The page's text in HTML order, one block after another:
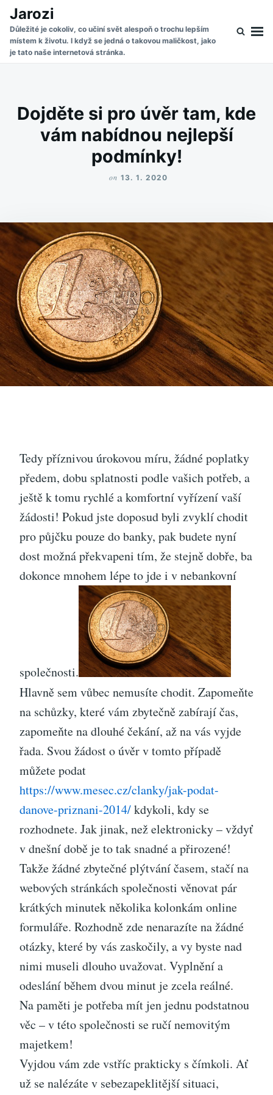
Skip
content
Search
for:
Jarozi
Důležité je cokoliv, co učiní svět alespoň o trochu lepším
místem k životu. I když se jedná o takovou maličkost, jako
je tato naše internetová stránka.
Dojděte si pro úvěr tam, kde
vám nabídnou nejlepší
podmínky!
on 13. 1. 2020
Tedy příznivou úrokovou míru, žádné poplatky
předem, dobu splatnosti podle vašich potřeb, a
ještě k tomu rychlé a komfortní vyřízení vaší
žádosti! Pokud jste doposud byli zvyklí chodit
pro půjčku pouze do banky, pak budete nyní
dost možná překvapeni tím, že stejně dobře, ba
dokonce mnohem lépe to jde i v nebankovní
společnosti.
Hlavně sem vůbec nemusíte chodit. Zapomeňte
na schůzky, které vám zbytečně zabírají čas,
zapomeňte na dlouhé čekání, až na vás vyjde
řada. Svou žádost o úvěr v tomto případě
můžete podat
https://www.mesec.cz/clanky/jak-podat-
danove-priznani-2014/kdykoli, kdy se
rozhodnete. Jak jinak, než elektronicky – vždyť
v dnešní době je to tak snadné a přirozené!
Takže žádné zbytečné plýtvání časem, stačí na
webových stránkách společnosti věnovat pár
krátkých minutek několika kolonkám online
formuláře. Rozhodně zde nenarazíte na žádné
otázky, které by vás zaskočily, a vy byste nad
nimi museli dlouho uvažovat. Vyplnění a
odeslání během dvou minut je zcela reálné.
Na paměti je potřeba mít jen jednu podstatnou
věc – v této společnosti se ručí nemovitým
majetkem!
Vyjdou vám zde vstříc prakticky s čímkoli. Ať
už se nalézáte v sebezapeklitější situaci,